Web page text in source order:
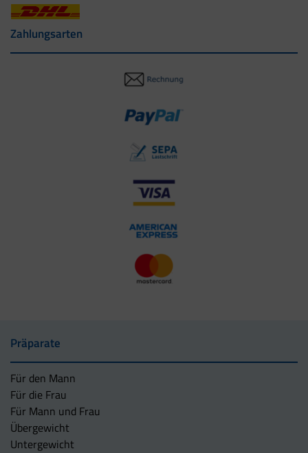
Zahlungsarten
Präparate
Für den Mann
Für die Frau
Für Mann und Frau
Übergewicht
Untergewicht